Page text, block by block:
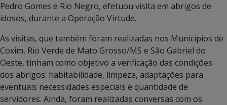
Pedro Gomes e Rio Negro, efetuou visita em abrigos de
idosos, durante a Operação Virtude.
As visitas, que também foram realizadas nos Municípios de
Coxim, Rio Verde de Mato Grosso/MS e São Gabriel do
Oeste, tinham como objetivo a verificação das condições
dos abrigos: habitabilidade, limpeza, adaptações para
eventuais necessidades especiais e quantidade de
servidores. Ainda, foram realizadas conversas com os